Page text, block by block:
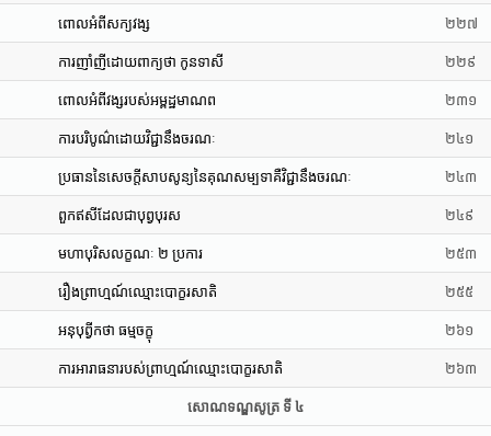
ពោលអំពីសក្យវង្ស ២២៧
ការញាំញីដោយពាក្យថា កូនទាសី ២២៩
ពោលអំពីវង្សរបស់អម្ពដ្ឋមាណព ២៣១
ការបរិបូណ៌ដោយវិជ្ជានឹងចរណៈ ២៤១
ប្រធាននៃសេចក្តីសាបសូន្យនៃគុណសម្បទាគឺវិជ្ជានឹងចរណៈ ២៤៣
ពួកឥសីដែលជាបុព្វបុរស ២៤៩
មហាបុរិសលក្ខណៈ ២ ប្រការ ២៥៣
រឿងព្រាហ្មណ៍ឈ្មោះបោក្ខរសាតិ ២៥៥
អនុបុព្វីកថា ធម្មចក្ខុ ២៦១
ការអារាធនារបស់ព្រាហ្មណ៍ឈ្មោះបោក្ខរសាតិ ២៦៣
សោណទណ្ឌសូត្រ ទី ៤